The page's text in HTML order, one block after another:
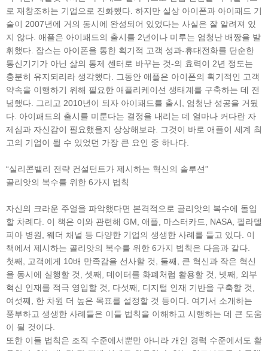
로 재창조하는 기업으로 진화했다. 하지만 실상 아이폰과 아이패드 기
술이 2007년에 거의 동시에 완성되어 있었다는 사실은 잘 알려져 있
지 않다. 애플은 아이패드의 출시를 2년이나 미루는 엄청난 배짱을 발
휘했다. 잡스는 아이폰을 통한 획기적 고객 성과-휴대전화를 단순한
통신기기가 아닌 삶의 통제 센터로 바꾸는 것-의 효력이 2년 정도는
충분히 유지되리라 생각했다. 그동안 애플은 아이폰의 획기적인 고객
약속을 이행하기 위해 필요한 애플리케이션 생태계를 구축하는 데 전
념했다. 그리고 2010년이 되자 아이패드를 출시, 엄청난 성공을 거뒀
다. 아이패드의 출시를 미룬다는 결정을 내리는 데 얼마나 커다란 자
제심과 자신감이 필요했을지 상상해보라. 그것이 바로 애플이 세계 최
고의 기업이 될 수 있었던 가장 큰 요인 중 하나다.
“실리콘밸리 전략 컨설턴트가 제시하는 혁신의 솔루션”
골리앗의 복수를 위한 6가지 법칙
자신의 크라운 주얼을 파악했다면 본격적으로 골리앗의 복수에 돌입
할 차례다. 이 책은 이와 관련해 GM, 애플, 마스터카드, NASA, 필라델
피아 병원, 웨더 채널 등 다양한 기업의 생생한 사례를 들고 있다. 이
책에서 제시하는 골리앗의 복수를 위한 6가지 법칙은 다음과 같다.
첫째, 고객에게 10배 만족감을 선사할 것, 둘째, 큰 혁신과 작은 혁신
을 동시에 실행할 것, 셋째, 데이터를 화폐처럼 활용할 것, 넷째, 외부
혁신 인재를 적극 영입할 것, 다섯째, 디지털 인재 기반을 구축할 것,
여섯째, 한 차원 더 높은 목표를 설정할 것 등이다. 여기서 소개하는
풍부하고 생생한 사례들은 이들 법칙을 이해하고 시행하는 데 큰 도움
이 될 것이다.
또한 이들 법칙은 조직 수준에서뿐만 아니라 개인 경력 수준에서도 활